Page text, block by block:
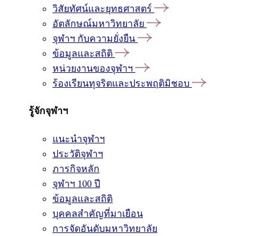
วิสัยทัศน์และยุทธศาสตร์
อัตลักษณ์มหาวิทยาลัย
จุฬาฯ กับความยั่งยืน
ข้อมูลและสถิติ
หน่วยงานของจุฬาฯ
ร้องเรียนทุจริตและประพฤติมิชอบ
รู้จักจุฬาฯ
แนะนำจุฬาฯ
ประวัติจุฬาฯ
ภารกิจหลัก
จุฬาฯ 100 ปี
ข้อมูลและสถิติ
บุคคลสำคัญที่มาเยือน
การจัดอันดับมหาวิทยาลัย